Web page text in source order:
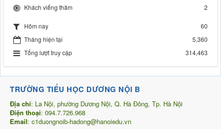
Khách viếng thăm
2
Hôm nay
60
Tháng hiện tại
5,360
Tổng lượt truy cập
314,463
TRƯỜNG TIỂU HỌC DƯƠNG NỘI B
Địa chỉ: La Nội, phường Dương Nội, Q. Hà Đông, Tp. Hà Nội
Điện thoại: 094.7.726.968
Email: c1duongnoib-hadong@hanoiedu.vn